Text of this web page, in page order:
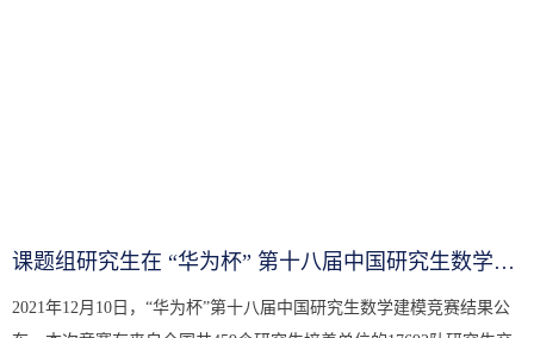
课题组研究生在 “华为杯” 第十八届中国研究生数学建模竞赛中获...
2021年12月10日，“华为杯”第十八届中国研究生数学建模竞赛结果公